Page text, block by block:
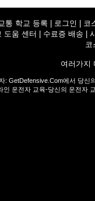
통 학교 등록 로그인
코
도움 센터
수료증 배송
여러가지
: GetDefensive.Com에서 당신
인 운전자 교육-당신의 운전자